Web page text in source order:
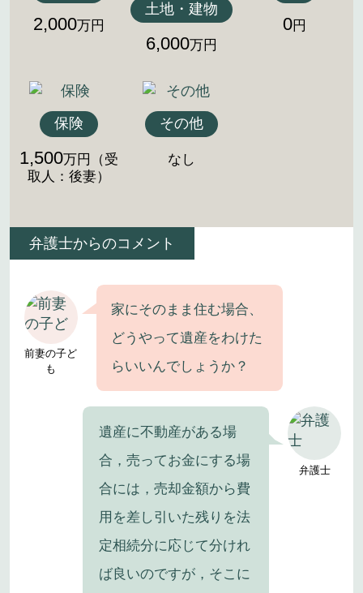
2,000万円
土地・建物
6,000万円
0円
保険
1,500万円（受
取人：後妻）
その他
なし
弁護士からのコメント
前妻の子ど
も
家にそのまま住む場合、
どうやって遺産をわけた
らいいんでしょうか？
弁護士
遺産に不動産がある場
合，売ってお金にする場
合には，売却金額から費
用を差し引いた残りを法
定相続分に応じて分けれ
ば良いのですが，そこに